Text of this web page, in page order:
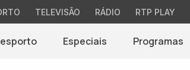
TELEVISÃO RÁDIO RTP PLAY
Especiais Programas